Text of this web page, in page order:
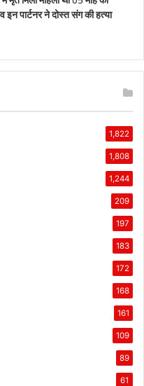
इन पार्टनर ने दोस्त संग की हत्या
1,822
1,808
1,244
209
197
183
172
168
161
109
89
61